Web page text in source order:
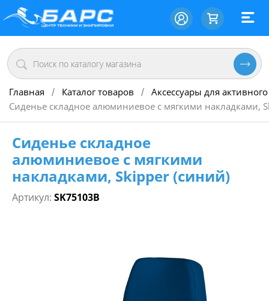
Главная / Каталог товаров / Аксессуары для
Сиденье складное алюминиевое с мягкими накладками,
Сиденье складное
алюминиевое с мягкими
накладками, Skipper (синий)
Артикул: SK75103B